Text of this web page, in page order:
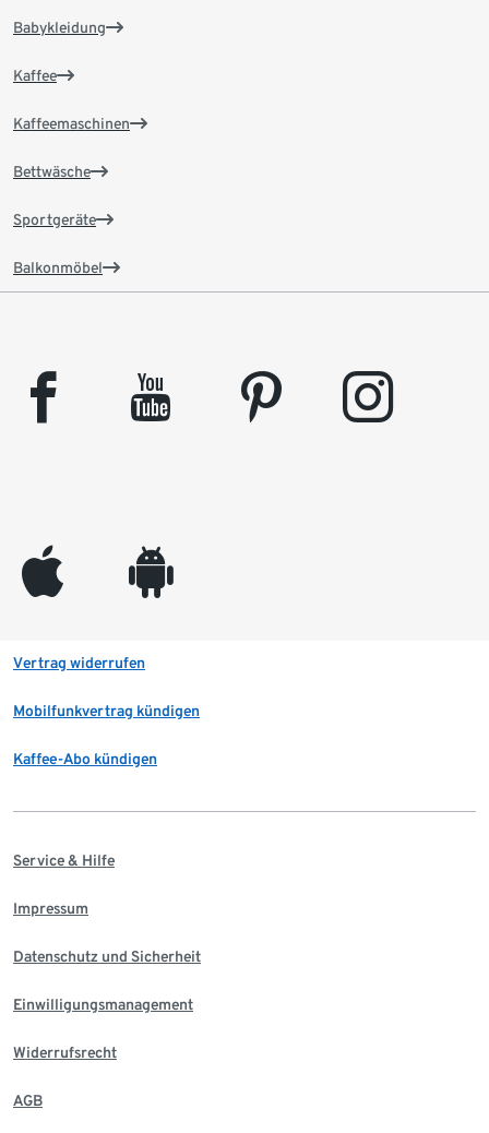
Babykleidung
Kaffee
Kaffeemaschinen
Bettwäsche
Sportgeräte
Balkonmöbel
facebook youtube pinterest instagram
appleinc android
Vertrag widerrufen
Mobilfunkvertrag kündigen
Kaffee-Abo kündigen
Service & Hilfe
Impressum
Datenschutz und Sicherheit
Einwilligungsmanagement
Widerrufsrecht
AGB